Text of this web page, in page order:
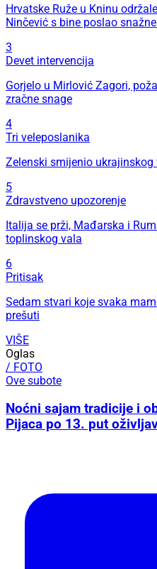
Hrvatske Ruže u Kninu
Ninčević s bine poslao
3
Devet intervencija
Gorjelo u Mirlović Zagori,
zračne snage
4
Tri veleposlanika
Zelenski smijenio
5
Zdravstveno upozorenje
Italija se prži, Mađarska i
toplinskog vala
6
Pritisak
Sedam stvari koje svaka
prešuti
VIŠE
Oglas
/ FOTO
Ove subote
Noćni sajam tradicije i
Pijaca po 13. put